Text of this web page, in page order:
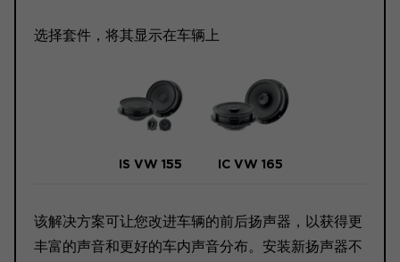
选择套件，将其显示在车辆上
IS VW 155 IC VW 165
该解决方案可让您改进车辆的前后扬声器，以获得更
丰富的声音和更好的车内声音分布。安装新扬声器不